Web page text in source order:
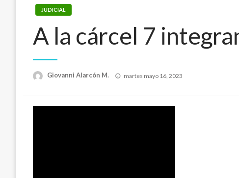
JUDICIAL
A la cárcel 7
Giovanni Alarcón M.
Publicado
martes mayo 16, 2023